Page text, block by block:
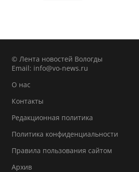
© Лента новостей Вологды
Email: info@vo-news.ru
О нас
Контакты
Редакционная политика
Политика конфиденциальности
Правила пользования сайтом
Архив